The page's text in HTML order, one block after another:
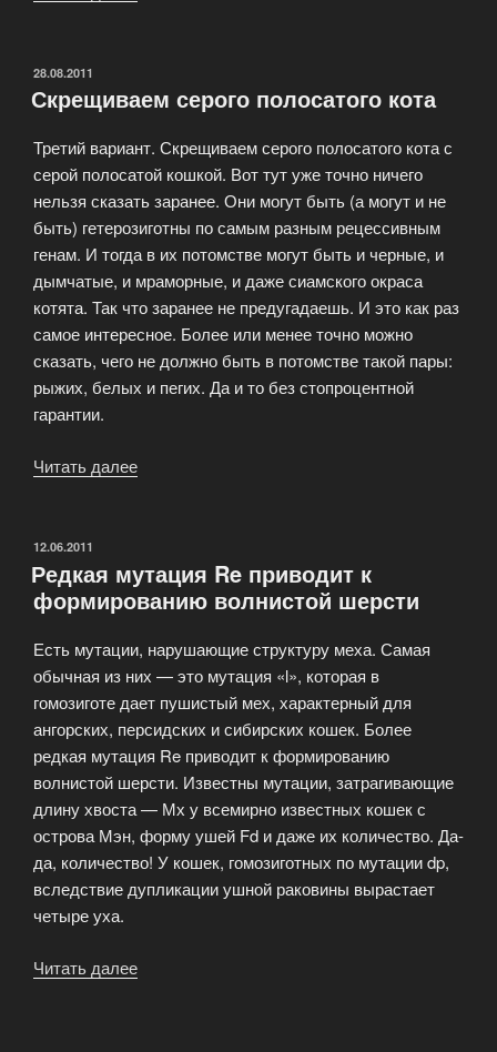
генетика
ОПУБЛИКОВАНО
28.08.2011
Скрещиваем серого полосатого кота
Третий вариант. Скрещиваем серого полосатого кота с
серой полосатой кошкой. Вот тут уже точно ничего
нельзя сказать заранее. Они могут быть (а могут и не
быть) гетерозиготны по самым разным рецессивным
генам. И тогда в их потомстве могут быть и черные, и
дымчатые, и мраморные, и даже сиамского окраса
котята. Так что заранее не предугадаешь. И это как раз
самое интересное. Более или менее точно можно
сказать, чего не должно быть в потомстве такой пары:
рыжих, белых и пегих. Да и то без стопроцентной
гарантии.
Читать далее
ОПУБЛИКОВАНО
12.06.2011
Редкая мутация Re приводит к
формированию волнистой шерсти
Есть мутации, нарушающие структуру меха. Самая
обычная из них — это мутация «l», которая в
гомозиготе дает пушистый мех, характерный для
ангорских, персидских и сибирских кошек. Более
редкая мутация Re приводит к формированию
волнистой шерсти. Известны мутации, затрагивающие
длину хвоста — Мх у всемирно известных кошек с
острова Мэн, форму ушей Fd и даже их количество. Да-
да, количество! У кошек, гомозиготных по мутации dp,
вследствие дупликации ушной раковины вырастает
четыре уха.
Читать далее